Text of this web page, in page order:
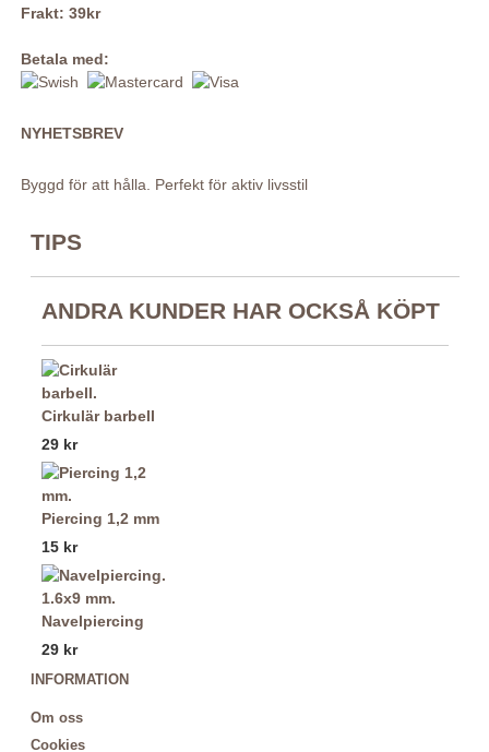
Frakt: 39kr
Betala med:
NYHETSBREV
Byggd för att hålla. Perfekt för aktiv livsstil
TIPS
ANDRA KUNDER HAR OCKSÅ KÖPT
Cirkulär barbell
29 kr
Piercing 1,2 mm
15 kr
Navelpiercing
29 kr
INFORMATION
Om oss
Cookies